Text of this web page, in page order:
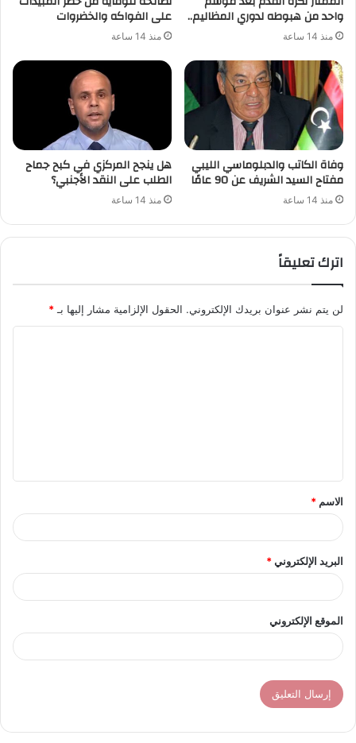
واحد من هبوطه لدوري المظاليم..
منذ 14 ساعة
على الفواكه والخضروات
منذ 14 ساعة
وفاة الكاتب والدبلوماسي الليبي
مفتاح السيد الشريف عن 90 عامًا
منذ 14 ساعة
هل ينجح المركزي في كبح جماح
الطلب على النقد الأجنبي؟
منذ 14 ساعة
اترك تعليقاً
لن يتم نشر عنوان بريدك الإلكتروني. الحقول الإلزامية مشار إليها بـ*
ق
*
الاسم *
البريد الإلكتروني*
الموقع الإلكتروني